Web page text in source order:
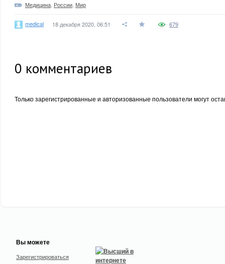
Медицина России Мир
medical 18 декабря 2020, 06:51 679
0 комментариев
Только зарегистрированные и авторизованные пользователи могут
Вы можете
Зарегистрироваться